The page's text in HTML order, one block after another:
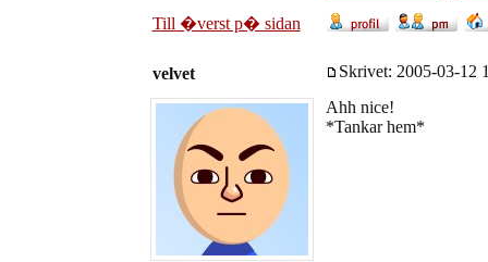
Till �verst p� sidan
velvet Skrivet: 2005-03-12
Ahh nice!
*Tankar hem*